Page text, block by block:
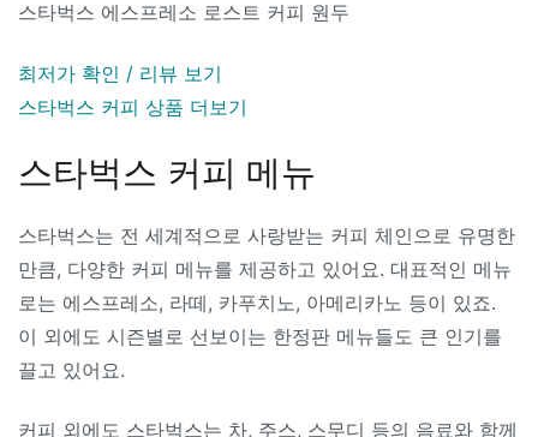
스타벅스 에스프레소 로스트 커피 원두
최저가 확인 / 리뷰 보기
스타벅스 커피 상품 더보기
스타벅스 커피 메뉴
스타벅스는 전 세계적으로 사랑받는 커피 체인으로 유명한
만큼, 다양한 커피 메뉴를 제공하고 있어요. 대표적인 메뉴
로는 에스프레소, 라떼, 카푸치노, 아메리카노 등이 있죠.
이 외에도 시즌별로 선보이는 한정판 메뉴들도 큰 인기를
끌고 있어요.
커피 외에도 스타벅스는 차, 주스, 스무디 등의 음료와 함께